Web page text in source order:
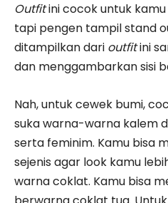
Outfitini cocok untuk
tapi pengen tampil stand
ditampilkan dari outfitini
dan menggambarkan sisi
Nah, untuk cewek bumi,
suka warna-warna kalem
serta feminim. Kamu bisa
sejenis agar look kamu
warna coklat. Kamu bisa